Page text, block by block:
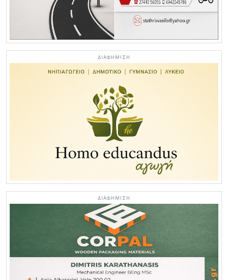
ΔΙΑΦΗΜΙΣΗ
ΔΙΑΦΗΜΙΣΗ